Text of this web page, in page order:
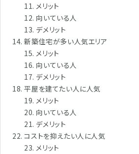
メリット
向いている人
デメリット
新築住宅が多い人気エリア
メリット
向いている人
デメリット
平屋を建てたい人に人気
メリット
向いている人
デメリット
コストを抑えたい人に人気
メリット